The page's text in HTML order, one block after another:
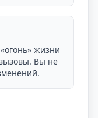
жизни
Вы не